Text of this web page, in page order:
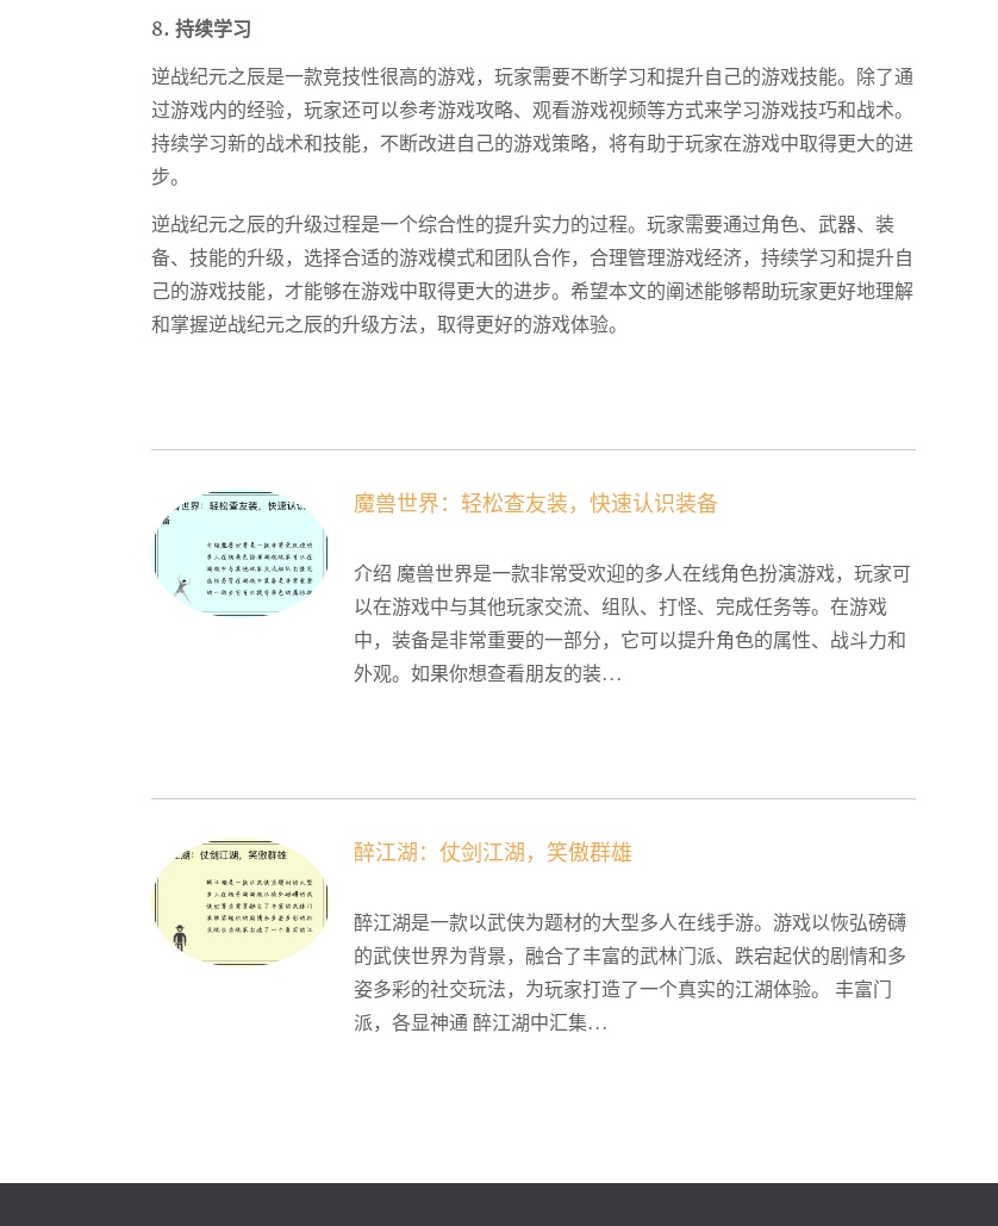
8. 持续学习
逆战纪元之辰是一款竞技性很高的游戏，玩家需要不断学习和提升自己的游戏技能。除了通
过游戏内的经验，玩家还可以参考游戏攻略、观看游戏视频等方式来学习游戏技巧和战术。
持续学习新的战术和技能，不断改进自己的游戏策略，将有助于玩家在游戏中取得更大的进
步。
逆战纪元之辰的升级过程是一个综合性的提升实力的过程。玩家需要通过角色、武器、装
备、技能的升级，选择合适的游戏模式和团队合作，合理管理游戏经济，持续学习和提升自
己的游戏技能，才能够在游戏中取得更大的进步。希望本文的阐述能够帮助玩家更好地理解
和掌握逆战纪元之辰的升级方法，取得更好的游戏体验。
魔兽世界：轻松查友装，快速认识装备
介绍 魔兽世界是一款非常受欢迎的多人在线角色扮演游戏，玩家可
以在游戏中与其他玩家交流、组队、打怪、完成任务等。在游戏
中，装备是非常重要的一部分，它可以提升角色的属性、战斗力和
外观。如果你想查看朋友的装...
醉江湖：仗剑江湖，笑傲群雄
醉江湖是一款以武侠为题材的大型多人在线手游。游戏以恢弘磅礴
的武侠世界为背景，融合了丰富的武林门派、跌宕起伏的剧情和多
姿多彩的社交玩法，为玩家打造了一个真实的江湖体验。 丰富门
派，各显神通 醉江湖中汇集...